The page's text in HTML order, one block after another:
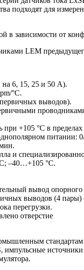
подходят для
в зависимости от
LEM
6, 15, 25 и 50 A).
°C.
выводов).
при +105 °C в
питании:
и
–40…+105 °C.
вывод опорного
выводов (4
перегрузки.
отверстие